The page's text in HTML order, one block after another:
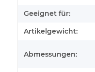
Geeignet für:
Artikelgewicht:
Abmessungen: